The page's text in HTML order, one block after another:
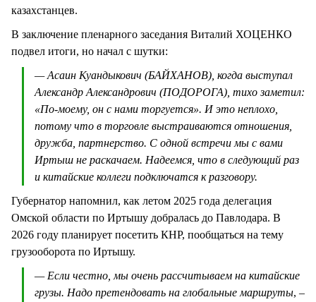
казахстанцев.
В заключение пленарного заседания Виталий ХОЦЕНКО
подвел итоги, но начал с шутки:
— Асаин Куандыкович (БАЙХАНОВ), когда выступал
Александр Александрович (ПОДОРОГА), тихо заметил:
«По-моему, он с нами торгуется». И это неплохо,
потому что в торговле выстраиваются отношения,
дружба, партнерство. С одной встречи мы с вами
Иртыш не раскачаем. Надеемся, что в следующий раз
и китайские коллеги подключатся к разговору.
Губернатор напомнил, как летом 2025 года делегация
Омской области по Иртышу добралась до Павлодара. В
2026 году планирует посетить КНР, пообщаться на тему
грузооборота по Иртышу.
— Если честно, мы очень рассчитываем на китайские
грузы. Надо претендовать на глобальные маршруты, –